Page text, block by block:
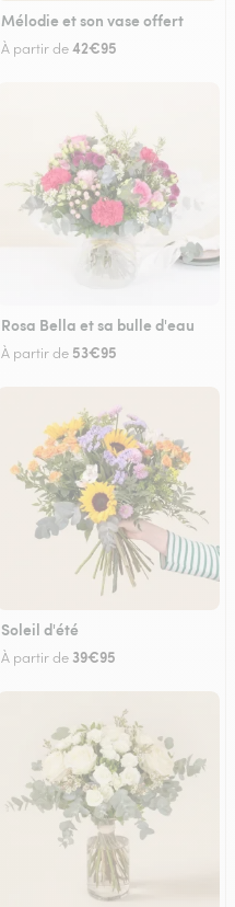
Mélodie et son vase offert
À partir de42€95
Rosa Bella et sa bulle d'eau
À partir de 53€95
Soleil d'été
À partir de 39€95